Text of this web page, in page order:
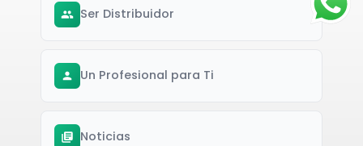
Ser Distribuidor
Un Profesional para Ti
Noticias